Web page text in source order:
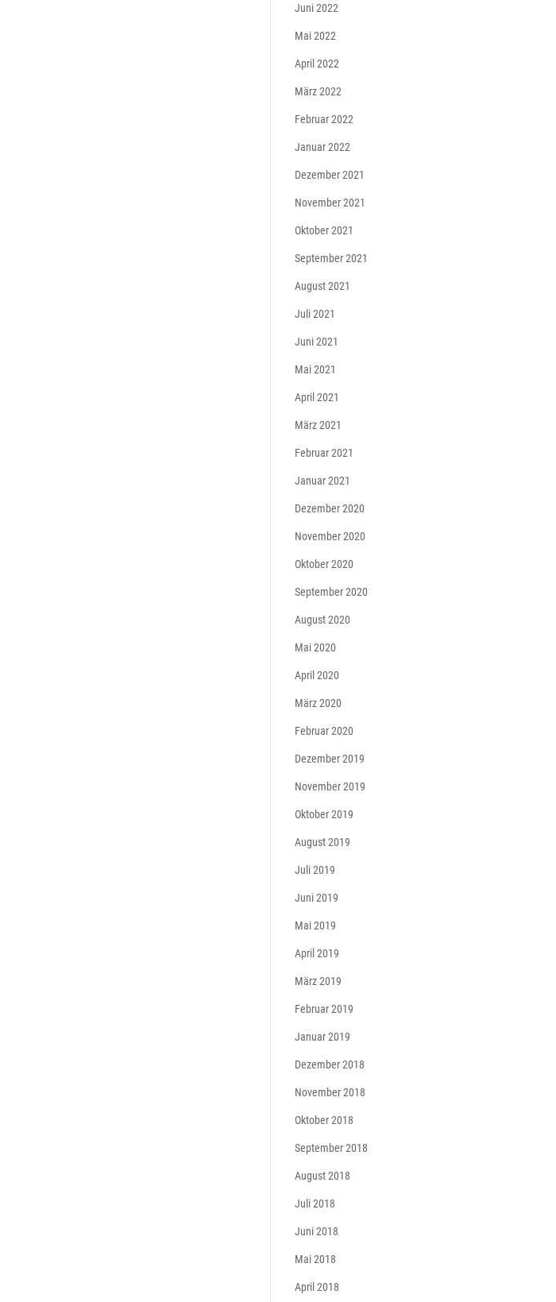
Juni 2022
Mai 2022
April 2022
März 2022
Februar 2022
Januar 2022
Dezember 2021
November 2021
Oktober 2021
September 2021
August 2021
Juli 2021
Juni 2021
Mai 2021
April 2021
März 2021
Februar 2021
Januar 2021
Dezember 2020
November 2020
Oktober 2020
September 2020
August 2020
Mai 2020
April 2020
März 2020
Februar 2020
Dezember 2019
November 2019
Oktober 2019
August 2019
Juli 2019
Juni 2019
Mai 2019
April 2019
März 2019
Februar 2019
Januar 2019
Dezember 2018
November 2018
Oktober 2018
September 2018
August 2018
Juli 2018
Juni 2018
Mai 2018
April 2018